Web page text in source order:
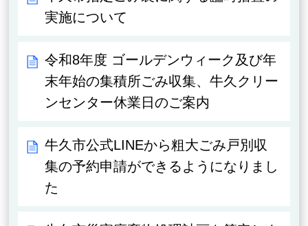
実施について
令和8年度 ゴールデンウィーク及び年
末年始の集積所ごみ収集、牛久クリー
ンセンター休業日のご案内
牛久市公式LINEから粗大ごみ戸別収
集の予約申請ができるようになりまし
た